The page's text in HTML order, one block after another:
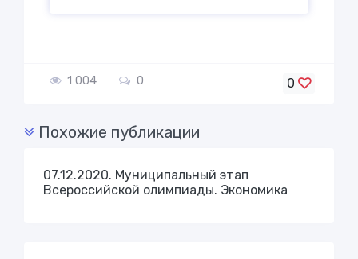
1 004 0 0
Похожие публикации
07.12.2020. Муниципальный этап
Всероссийской олимпиады. Экономика